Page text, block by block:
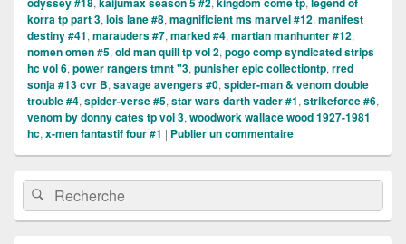
korra tp part 3, lois lane #8, magnificient ms marvel #12, manifest
destiny #41, marauders #7, marked #4, martian manhunter #12,
nomen omen #5, old man quill tp vol 2, pogo comp syndicated strips
hc vol 6, power rangers tmnt "3, punisher epic collectiontp, rred
sonja #13 cvr B, savage avengers #0, spider-man & venom double
trouble #4, spider-verse #5, star wars darth vader #1, strikeforce #6,
venom by donny cates tp vol 3, woodwork wallace wood 1927-1981
hc, x-men fantastif four #1 | Publier un commentaire
Zone
principale
de
widget
Recherche :Rechercher